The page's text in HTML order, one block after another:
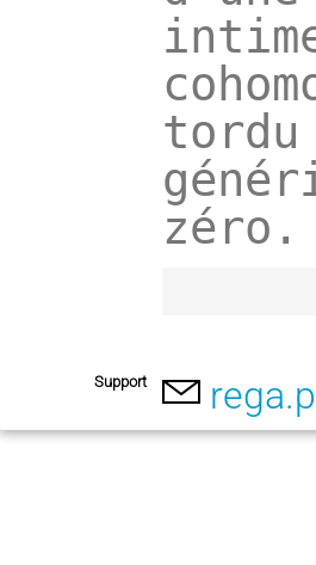
zéro.
Support